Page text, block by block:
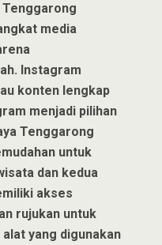
Tenggarong
media
Instagram
konten lengkap
menjadi pilihan
Tenggarong
untuk
dan kedua
akses
rujukan untuk
yang digunakan